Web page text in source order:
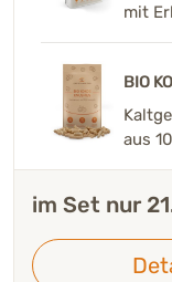
mit
BIO
aus
im Set nur